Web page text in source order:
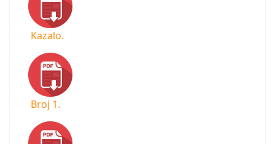
Kazalo.
Broj 1.